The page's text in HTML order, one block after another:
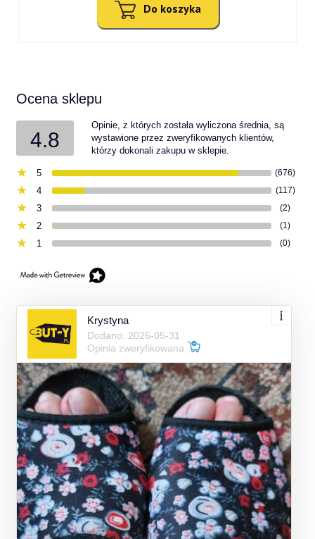
Do koszyka
Ocena sklepu
4.8
Opinie, z których została wyliczona średnia, są
wystawione przez zweryfikowanych klientów,
którzy dokonali zakupu w sklepie.
5 (676)
4 (117)
3 (2)
2 (1)
1 (0)
Krystyna
Dodano: 2026-05-31
Opinia zweryfikowana